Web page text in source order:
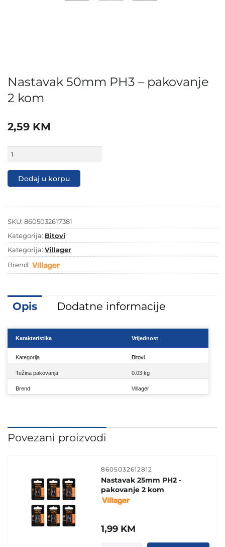
Nastavak 50mm PH3 – pakovanje
2 kom
2,59 KM
50mm
-
pakovanje
količina
Dodaj u korpu
SKU: 8605032617381
Kategorija: Bitovi
Kategorija: Villager
Brend:
Opis Dodatne informacije
Karakteristika Vrijednost
Kategorija Bitovi
Težina pakovanja 0.03 kg
Brend Villager
Povezani proizvodi
8605032612812
Nastavak 25mm PH2 -
pakovanje 2 kom
1,99 KM